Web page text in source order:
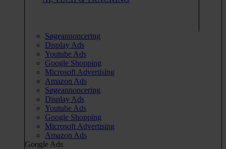
Søgeannoncering
Display Ads
Youtube Ads
Google Shopping
Microsoft Advertising
Amazon Ads
Søgeannoncering
Display Ads
Youtube Ads
Google Shopping
Microsoft Advertising
Amazon Ads
Google Ads